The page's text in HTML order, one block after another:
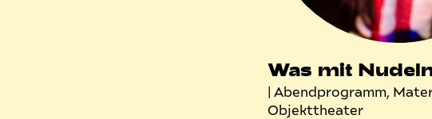
Was mit
| Abendprogramm,
Objekttheater